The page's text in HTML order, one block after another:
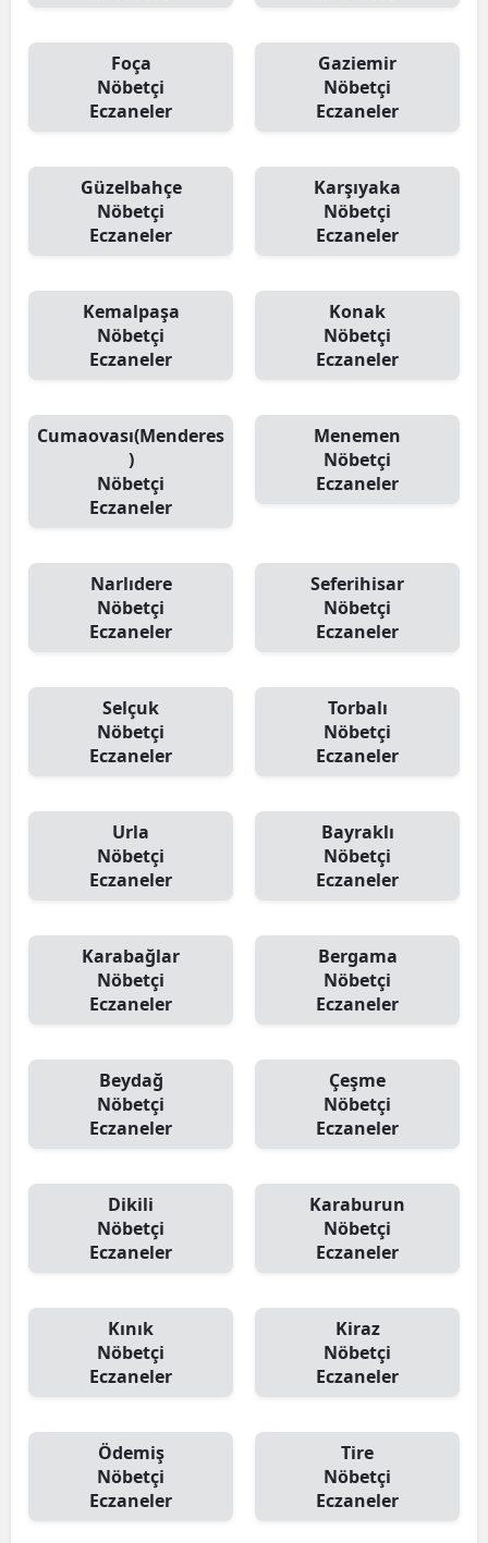
Foça
Nöbetçi
Eczaneler
Gaziemir
Nöbetçi
Eczaneler
Güzelbahçe
Nöbetçi
Eczaneler
Karşıyaka
Nöbetçi
Eczaneler
Kemalpaşa
Nöbetçi
Eczaneler
Konak
Nöbetçi
Eczaneler
Cumaovası(Menderes
)
Nöbetçi
Eczaneler
Menemen
Nöbetçi
Eczaneler
Narlıdere
Nöbetçi
Eczaneler
Seferihisar
Nöbetçi
Eczaneler
Selçuk
Nöbetçi
Eczaneler
Torbalı
Nöbetçi
Eczaneler
Urla
Nöbetçi
Eczaneler
Bayraklı
Nöbetçi
Eczaneler
Karabağlar
Nöbetçi
Eczaneler
Bergama
Nöbetçi
Eczaneler
Beydağ
Nöbetçi
Eczaneler
Çeşme
Nöbetçi
Eczaneler
Dikili
Nöbetçi
Eczaneler
Karaburun
Nöbetçi
Eczaneler
Kınık
Nöbetçi
Eczaneler
Kiraz
Nöbetçi
Eczaneler
Ödemiş
Nöbetçi
Eczaneler
Tire
Nöbetçi
Eczaneler